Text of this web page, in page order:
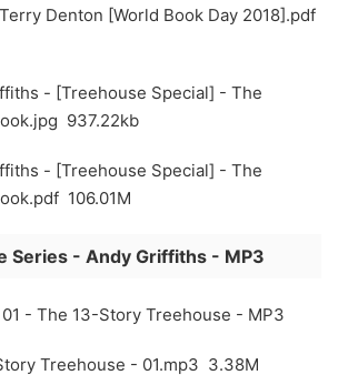
Denton [World Book Day 2018].pdf
- [Treehouse Special] - The
937.22kb
- [Treehouse Special] - The
106.01M
Series - Andy Griffiths - MP3
- The 13-Story Treehouse - MP3
Treehouse - 01.mp3 3.38M